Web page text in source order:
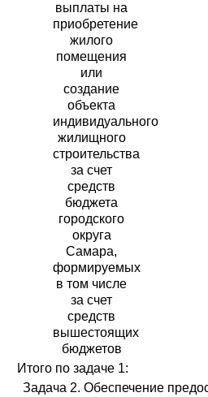
выплаты на
приобретение
жилого
помещения
или
создание
объекта
индивидуального
жилищного
строительства
за счет
средств
бюджета
городского
округа
Самара,
формируемых
в том числе
за счет
средств
вышестоящих
бюджетов
Итого по задаче 1:
Задача 2. Обеспечение